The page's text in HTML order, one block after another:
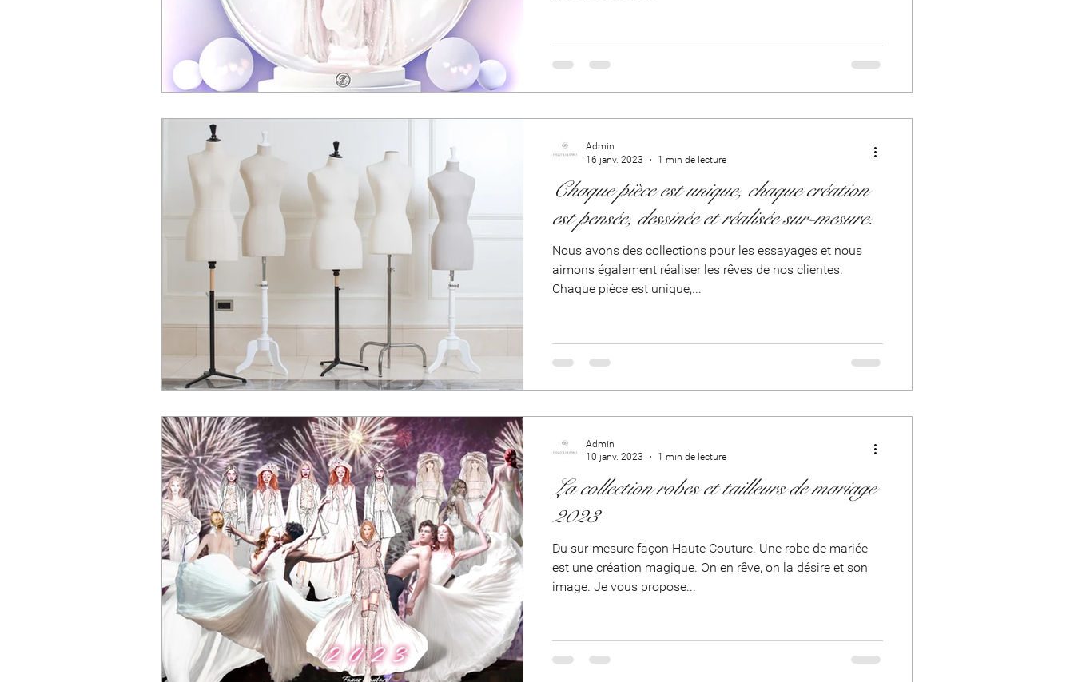
Chaque pièce est unique, chaque création
est pensée, dessinée et réalisée sur-mesure.
Nous avons des collections pour les essayages et nous
aimons également réaliser les rêves de nos clientes.
Chaque pièce est unique,...
Admin
16 janv. 2023
1 min de lecture
La collection robes et tailleurs de mariage
2023
Du sur-mesure façon Haute Couture. Une robe de mariée
est une création magique. On en rêve, on la désire et son
image. Je vous propose...
Admin
10 janv. 2023
1 min de lecture